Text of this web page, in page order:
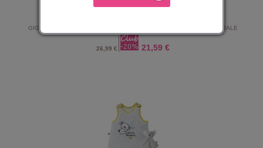
GIGOTEUSE 0/1M FLORENTZI VELOURS DOUX OUVERTURE INTEGRALE
26,99 € 21,59 €